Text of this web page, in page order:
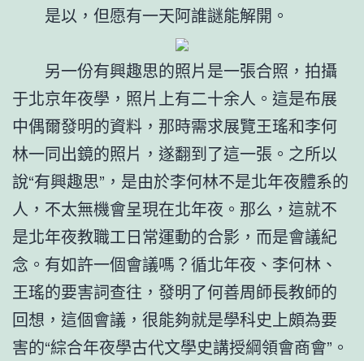
是以，但愿有一天阿誰謎能解開。
另一份有興趣思的照片是一張合照，拍攝
于北京年夜學，照片上有二十余人。這是布展
中偶爾發明的資料，那時需求展覽王瑤和李何
林一同出鏡的照片，遂翻到了這一張。之所以
說“有興趣思”，是由於李何林不是北年夜體系的
人，不太無機會呈現在北年夜。那么，這就不
是北年夜教職工日常運動的合影，而是會議紀
念。有如許一個會議嗎？循北年夜、李何林、
王瑤的要害詞查往，發明了何善周師長教師的
回想，這個會議，很能夠就是學科史上頗為要
害的“綜合年夜學古代文學史講授綱領會商會”。